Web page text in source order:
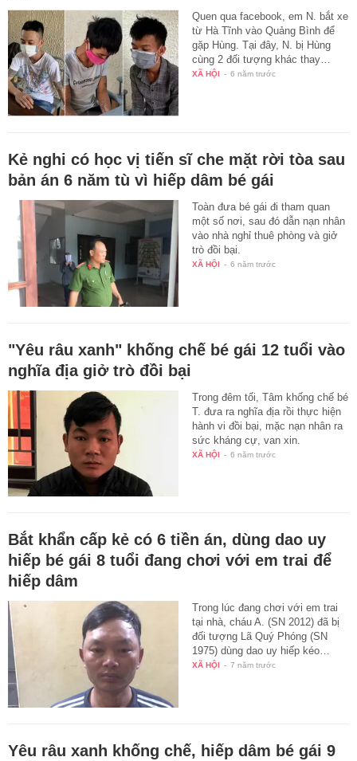
Quen qua facebook, em N. bắt xe
từ Hà Tĩnh vào Quảng Bình để
gặp Hùng. Tại đây, N. bị Hùng
cùng 2 đối tượng khác thay…
XÃ HỘI - 6 năm trước
Kẻ nghi có học vị tiến sĩ che mặt rời tòa sau
bản án 6 năm tù vì hiếp dâm bé gái
Toàn đưa bé gái đi tham quan
một số nơi, sau đó dẫn nạn nhân
vào nhà nghỉ thuê phòng và giở
trò đồi bại.
XÃ HỘI - 6 năm trước
"Yêu râu xanh" khống chế bé gái 12 tuổi vào
nghĩa địa giở trò đồi bại
Trong đêm tối, Tâm khống chế bé
T. đưa ra nghĩa địa rồi thực hiện
hành vi đồi bại, mặc nạn nhân ra
sức kháng cự, van xin.
XÃ HỘI - 6 năm trước
Bắt khẩn cấp kẻ có 6 tiền án, dùng dao uy
hiếp bé gái 8 tuổi đang chơi với em trai để
hiếp dâm
Trong lúc đang chơi với em trai
tại nhà, cháu A. (SN 2012) đã bị
đối tượng Lã Quý Phóng (SN
1975) dùng dao uy hiếp kéo…
XÃ HỘI - 7 năm trước
Yêu râu xanh khống chế, hiếp dâm bé gái 9